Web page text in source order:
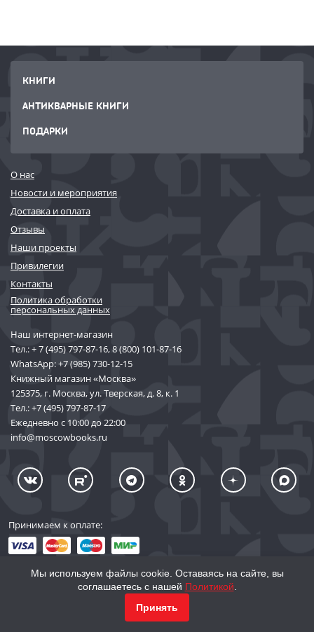
КНИГИ
АНТИКВАРНЫЕ КНИГИ
ПОДАРКИ
О нас
Новости и мероприятия
Доставка и оплата
Отзывы
Наши проекты
Привилегии
Контакты
Политика обработки
персональных данных
Наш интернет-магазин
Тел.:+ 7 (495) 797-87-16,8 (800) 101-87-16
WhatsApp:+7 (985) 730-12-15
Книжный магазин «Москва»
125375, г. Москва, ул. Тверская, д. 8, к. 1
Тел.:+7 (495) 797-87-17
Ежедневно с 10:00 до 22:00
info@moscowbooks.ru
Принимаем к оплате:
© 2002–2026 «Торговый Дом Книги «МОСКВА»
Мы используем файлы cookie. Оставаясь на сайте, вы
соглашаетесь с нашей Политикой
Принять